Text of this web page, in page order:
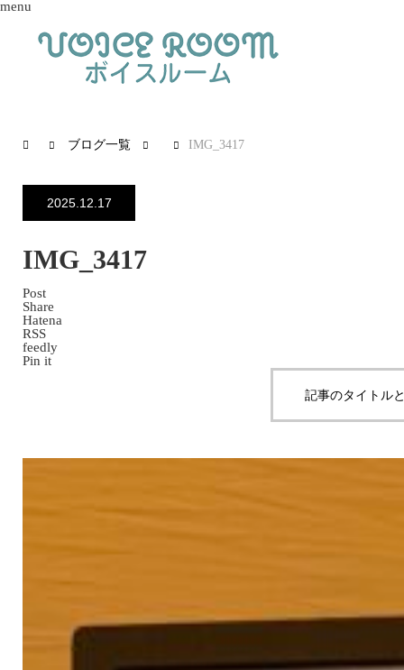
menu
ブログ一覧 IMG_3417
2025.12.17
IMG_3417
Post
Share
Hatena
RSS
feedly
Pin it
記事のタイトル